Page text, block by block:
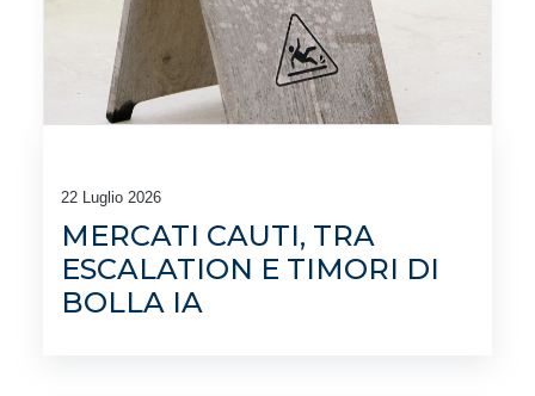
22 Luglio 2026
MERCATI CAUTI, TRA
ESCALATION E TIMORI DI
BOLLA IA